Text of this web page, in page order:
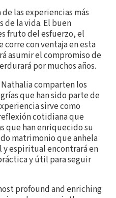
las experiencias más
de la vida. El buen
fruto del esfuerzo, el
corre con ventaja en esta
asumir el compromiso de
por muchos años.
Nathalia comparten los
que han sido parte de
sirve como
cotidiana que
que han enriquecido su
matrimonio que anhela
espiritual encontrará en
y útil para seguir
profound and enriching